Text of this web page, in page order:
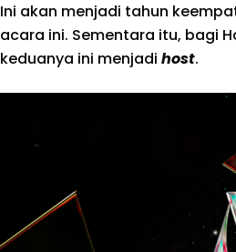
Ini akan menjadi tahun
acara ini. Sementara itu, bagi
keduanya ini menjadi host.